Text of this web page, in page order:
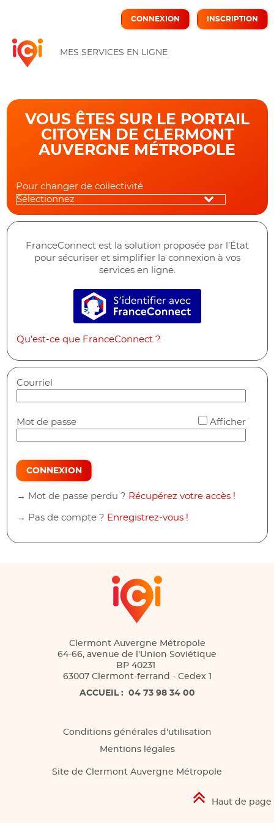
ICI
MES SERVICES EN LIGNE
CONNEXION INSCRIPTION
VOUS ÊTES SUR LE PORTAIL
CITOYEN DE CLERMONT
AUVERGNE MÉTROPOLE
Pour changer de collectivité
FranceConnect est la solution proposée par l’État
pour sécuriser et simplifier la connexion à vos
services en ligne.
S’identifier avec
Qu’est-ce que FranceConnect ?
Courriel
Mot de passe Afficher
CONNEXION
→ Mot de passe perdu ? Récupérez votre accès !
→ Pas de compte ? Enregistrez-vous !
Clermont Auvergne Métropole
64-66, avenue de l'Union Soviétique
BP 40231
63007 Clermont-ferrand - Cedex 1
ACCUEIL : 04 73 98 34 00
Conditions générales d'utilisation
Mentions légales
Site de Clermont Auvergne Métropole
Haut de page